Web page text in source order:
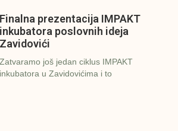
Finalna prezentacija IMPAKT
inkubatora poslovnih ideja
Zavidovići
Zatvaramo još jedan ciklus IMPAKT
inkubatora u Zavidovićima i to